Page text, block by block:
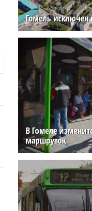
Гомель исключен
В Гомеле
маршруток